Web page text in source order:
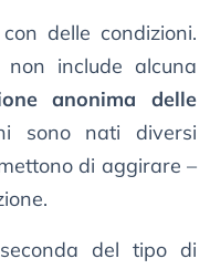
delle condizioni.
non include alcuna
anonima delle
sono nati diversi
di aggirare –
del tipo di